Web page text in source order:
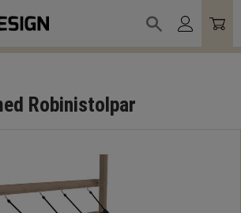
Robinistolpar